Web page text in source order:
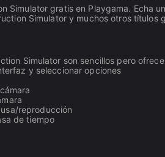
Simulator gratis en Playgama. Echa
Simulator y muchos otros títulos
Simulator son sencillos pero
y seleccionar opciones
reproducción
de tiempo